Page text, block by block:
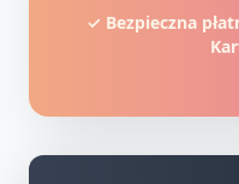
✓ Bezpieczna